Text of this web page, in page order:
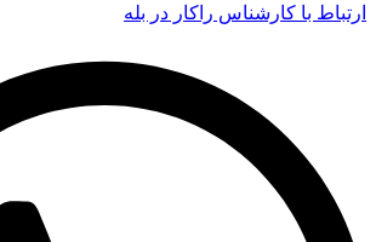
ارتباط با کارشناس راکار در بله